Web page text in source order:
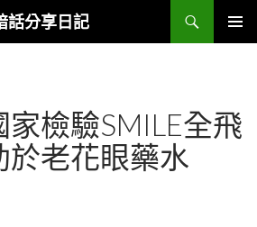
話分享日記
家檢驗SMILE全飛
於老花眼藥水